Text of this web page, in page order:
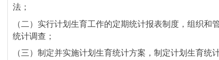
法；
（二）实行计划生育工作的定期统计报表制度，组织和
统计调查；
（三）制定并实施计划生育统计方案，制定计划生育统